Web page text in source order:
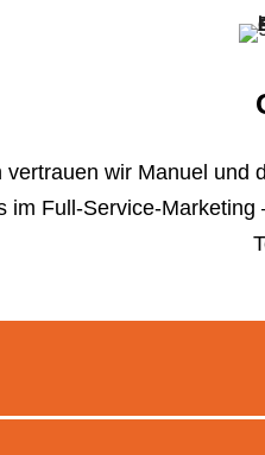
wir Manuel und
im Full-Service-